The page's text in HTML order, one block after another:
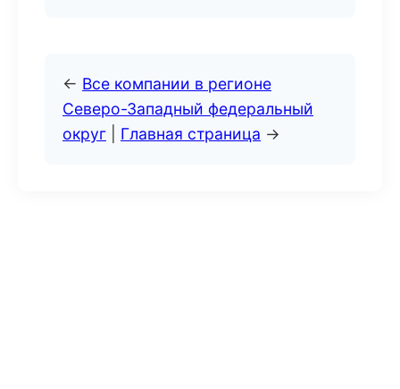
← Все компании в регионе
Северо-Западный федеральный
округ
Главная страница →